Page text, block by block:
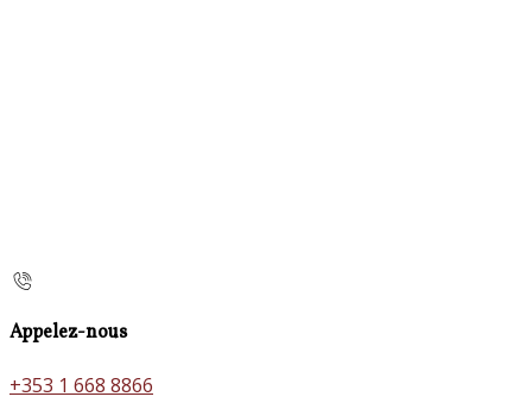
Appelez-nous
+353 1 668 8866